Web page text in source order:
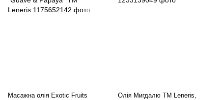
Масажна олія Exotic Fruits
Олія Мигдалю TM Leneris,